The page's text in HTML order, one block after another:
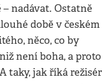
nadávat. Ostatně
době v českém
něco, co by
není boha, a proto
taky, jak říká režisér